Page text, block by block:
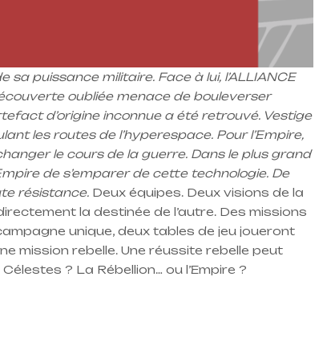
puissance militaire. Face à lui, l’ALLIANCE
oubliée menace de bouleverser
d’origine inconnue a été retrouvé. Vestige
les routes de l’hyperespace. Pour l’Empire,
le cours de la guerre. Dans le plus grand
de s’emparer de cette technologie. De
résistance. Deux équipes. Deux visions de la
la destinée de l’autre. Des missions
unique, deux tables de jeu joueront
mission rebelle. Une réussite rebelle peut
? La Rébellion… ou l’Empire ?